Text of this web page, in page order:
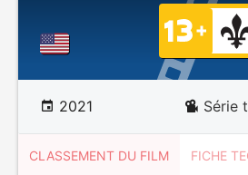
2021 Série
CLASSEMENT DU FILM FICHE